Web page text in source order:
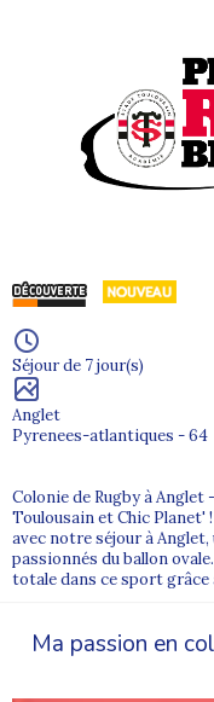
Séjour de 7 jour(s)
Anglet
Pyrenees-atlantiques - 64
Colonie de Rugby à
Toulousain et Chic Planet'
avec notre séjour à Anglet,
passionnés du ballon
totale dans ce sport grâce
Ma passion en